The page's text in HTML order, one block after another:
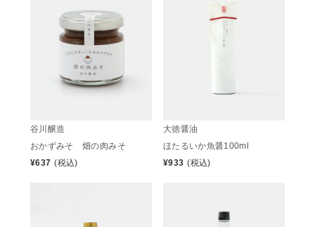
谷川醸造
おかずみそ 畑の肉みそ
¥637 (税込)
大徳醤油
ほたるいか魚醤100ml
¥933 (税込)